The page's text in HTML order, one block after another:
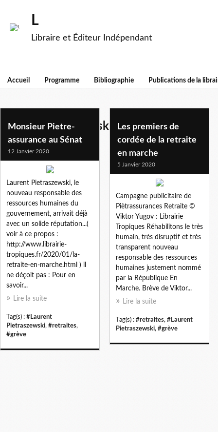
L
Libraire et Éditeur Indépendant
Accueil Programme Bibliographie Publications de la
laurent pietraszewski
Monsieur Pietre-
assurance au Sénat
12 Janvier 2020
Laurent Pietraszewski, le
nouveau responsable des
ressources humaines du
gouvernement, arrivait déjà
avec un solide réputation...(
voir à ce propos :
http://www.librairie-
tropiques.fr/2020/01/la-
retraite-en-marche.html ) il
ne déçoit pas : Pour en
savoir...
Lire la suite
Tag(s) : #Laurent
Pietraszewski, #retraites,
#grève
Les premiers de
cordée de la retraite
en marche
5 Janvier 2020
Campagne publicitaire de
Piètrassurances Retraite ©
Viktor Yugov : Librairie
Tropiques Réhabilitons le très
humain, très disruptif et très
transparent nouveau
responsable des ressources
humaines justement nommé
par la République En
Marche. Brève de Viktor...
Lire la suite
Tag(s) : #retraites, #Laurent
Pietraszewski, #grève